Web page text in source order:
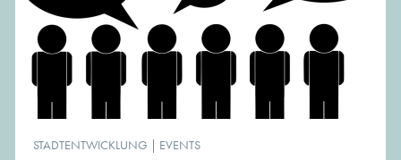
STADTENTWICKLUNG | EVENTS